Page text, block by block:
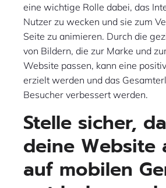
eine wichtige Rolle dabei, das
Nutzer zu wecken und sie zum
Seite zu animieren. Durch die
von Bildern, die zur Marke und
Website passen, kann eine
erzielt werden und das
Besucher verbessert werden.
Stelle sicher,
deine Website
auf mobilen